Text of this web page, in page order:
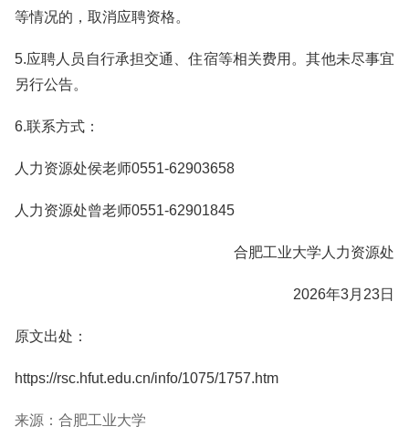
等情况的，取消应聘资格。
5.应聘人员自行承担交通、住宿等相关费用。其他未尽事宜
另行公告。
6.联系方式：
人力资源处侯老师0551-62903658
人力资源处曾老师0551-62901845
合肥工业大学人力资源处
2026年3月23日
原文出处：
https://rsc.hfut.edu.cn/info/1075/1757.htm
来源：合肥工业大学